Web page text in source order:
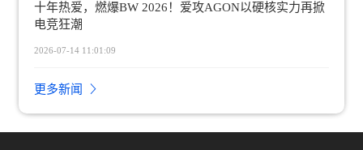
十年热爱，燃爆BW 2026！爱攻AGON以硬核实力再掀
电竞狂潮
2026-07-14 11:01:09
更多新闻